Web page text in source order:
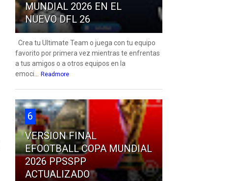
MUNDIAL 2026 EN EL
NUEVO DFL 26
Crea tu Ultimate Team o juega con tu equipo
favorito por primera vez mientras te enfrentas
a tus amigos o a otros equipos en la
emoci...
Readmore
6
VERSION FINAL
EFOOTBALL COPA MUNDIAL
2026 PPSSPP
ACTUALIZADO